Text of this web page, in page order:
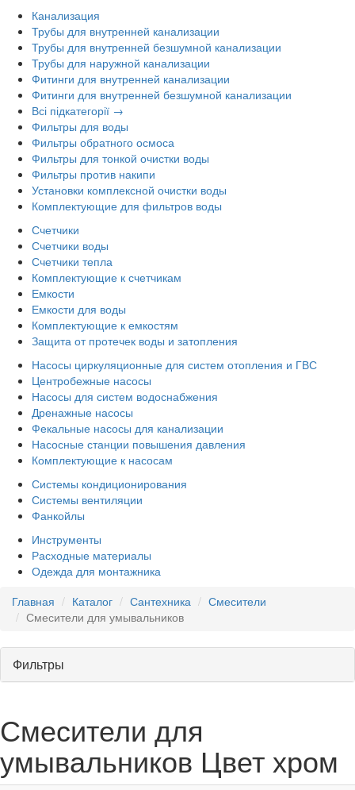
Канализация
Трубы для внутренней канализации
Трубы для внутренней безшумной канализации
Трубы для наружной канализации
Фитинги для внутренней канализации
Фитинги для внутренней безшумной канализации
Всі підкатегорії →
Фильтры для воды
Фильтры обратного осмоса
Фильтры для тонкой очистки воды
Фильтры против накипи
Установки комплексной очистки воды
Комплектующие для фильтров воды
Счетчики
Счетчики воды
Счетчики тепла
Комплектующие к счетчикам
Емкости
Емкости для воды
Комплектующие к емкостям
Защита от протечек воды и затопления
Насосы циркуляционные для систем отопления и ГВС
Центробежные насосы
Насосы для систем водоснабжения
Дренажные насосы
Фекальные насосы для канализации
Насосные станции повышения давления
Комплектующие к насосам
Системы кондиционирования
Системы вентиляции
Фанкойлы
Инструменты
Расходные материалы
Одежда для монтажника
Главная
Каталог Сантехника
Смесители
Смесители для умывальников
Фильтры
Смесители для
умывальников Цвет хром